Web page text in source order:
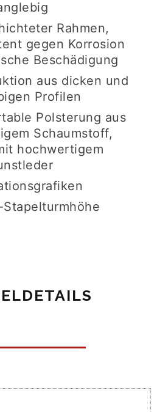
Rahmen,
gegen Korrosion
Beschädigung
aus dicken und
Profilen
Polsterung aus
Schaumstoff,
hochwertigem